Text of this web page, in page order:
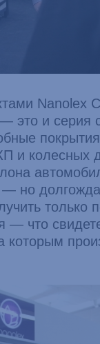
Nanolex
это и серия
и колесных
— но
только
— что
которым